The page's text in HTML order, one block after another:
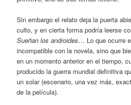
Sin embargo el relato deja la puerta
culto, y en cierta forma podría leerse
Sueñan los androides… Lo que ocurre
incompatible con la novela, sino que
en un momento anterior en el tiempo,
producido la guerra mundial definitiva
un solar (escenario, una vez más,
de la película).